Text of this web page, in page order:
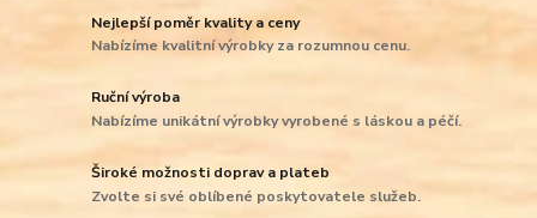
Nejlepší poměr kvality a ceny
Nabízíme kvalitní výrobky za rozumnou cenu.
Ruční výroba
Nabízíme unikátní výrobky vyrobené s láskou a péčí.
Široké možnosti doprav a plateb
Zvolte si své oblíbené poskytovatele služeb.